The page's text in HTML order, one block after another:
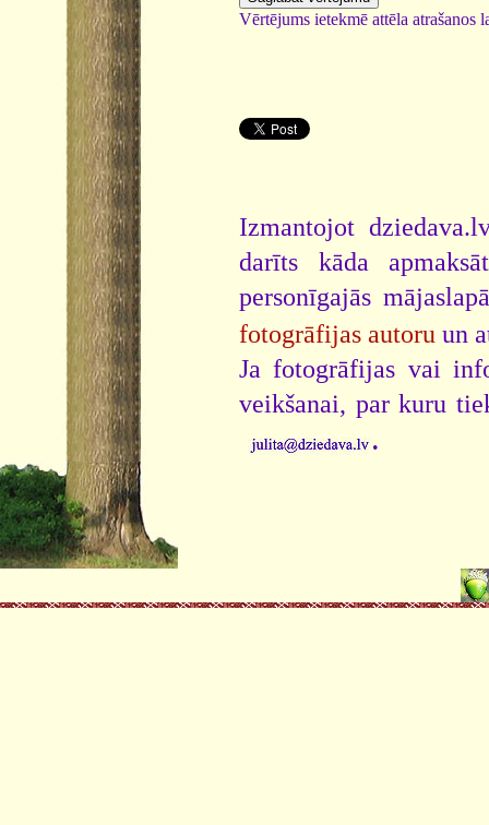
Vērtējums ietekmē attēla atrašanos
Izmantojot
darīts kāda
personīgajās
fotogrāfijas autoru un
Ja fotogrāfijas vai
veikšanai, par kuru
.